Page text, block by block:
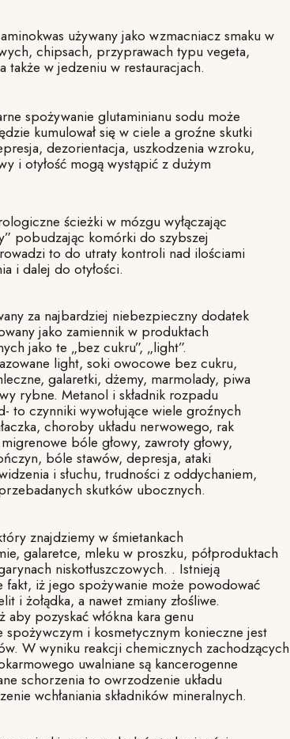
używany jako wzmacniacz smaku w
chipsach, przyprawach typu vegeta,
także w jedzeniu w restauracjach.
spożywanie glutaminianu sodu może
kumulował się w ciele a groźne skutki
dezorientacja, uszkodzenia wzroku,
i otyłość mogą wystąpić z dużym
ścieżki w mózgu wyłączając
pobudzając komórki do szybszej
to do utraty kontroli nad ilościami
i dalej do otyłości.
za najbardziej niebezpieczny dodatek
jako zamiennik w produktach
jako te „bez cukru”, „light”.
light, soki owocowe bez cukru,
galaretki, dżemy, marmolady, piwa
rybne. Metanol i składnik rozpadu
to czynniki wywołujące wiele groźnych
choroby układu nerwowego, rak
bóle głowy, zawroty głowy,
bóle stawów, depresja, ataki
i słuchu, trudności z oddychaniem,
skutków ubocznych.
znajdziemy w śmietankach
galaretce, mleku w proszku, półproduktach
niskotłuszczowych. . Istnieją
fakt, iż jego spożywanie może powodować
i żołądka, a nawet zmiany złośliwe.
pozyskać włókna kara genu
spożywczym i kosmetycznym konieczne jest
W wyniku reakcji chemicznych zachodzących
uwalniane są kancerogenne
schorzenia to owrzodzenie układu
wchłaniania składników mineralnych.